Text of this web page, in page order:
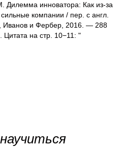
Дилемма инноватора: Как из-за
компании / пер. с англ.
и Фербер, 2016. — 288
на стр. 10−11: "